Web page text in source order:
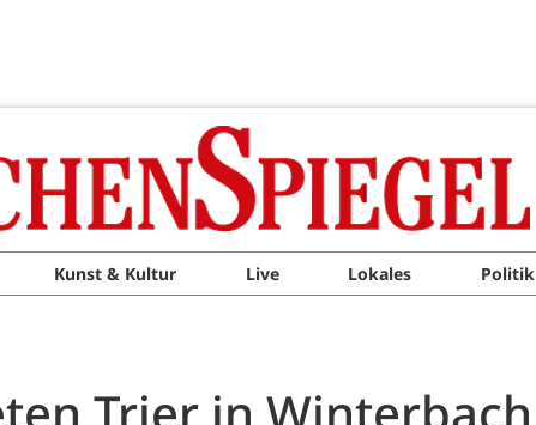
Kunst & Kultur Live Lokales Politik